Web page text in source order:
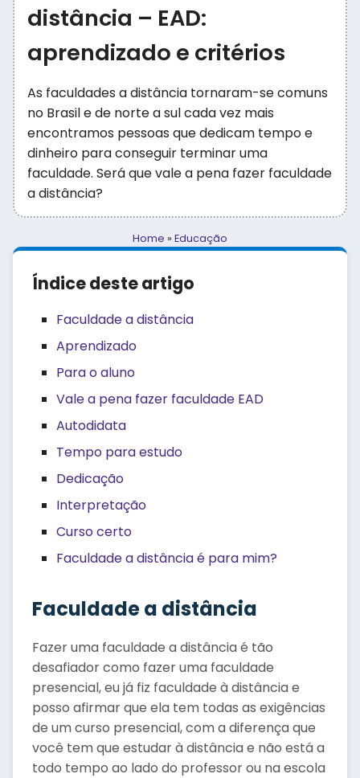
distância – EAD:
aprendizado e critérios
As faculdades a distância tornaram-se comuns
no Brasil e de norte a sul cada vez mais
encontramos pessoas que dedicam tempo e
dinheiro para conseguir terminar uma
faculdade. Será que vale a pena fazer faculdade
a distância?
Home » Educação
Índice deste artigo
Faculdade a distância
Aprendizado
Para o aluno
Vale a pena fazer faculdade EAD
Autodidata
Tempo para estudo
Dedicação
Interpretação
Curso certo
Faculdade a distância é para mim?
Faculdade a distância
Fazer uma faculdade a distância é tão
desafiador como fazer uma faculdade
presencial, eu já fiz faculdade à distância e
posso afirmar que ela tem todas as exigências
de um curso presencial, com a diferença que
você tem que estudar à distância e não está a
todo tempo ao lado do professor ou na escola